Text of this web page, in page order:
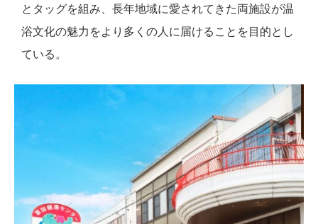
とタッグを組み、長年地域に愛されてきた両施設が温
浴文化の魅力をより多くの人に届けることを目的とし
ている。